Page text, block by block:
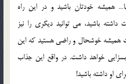
هميشه خودتان باشيد و در اين راه
داشته باشيد، مي توانيد ديگري را نيز
هميشه خوشحال و راضي هستيد که اين
بسزايي خواهد داشت. در واقع اين جذاب
او داشته باشيد!